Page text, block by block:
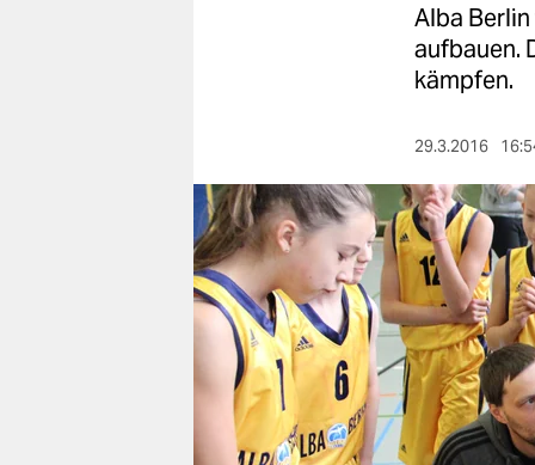
berlin
nord
wahrheit
verlag
verlag
veranstaltungen
Alba
aufbauen.
kämpfen.
29.3.2016